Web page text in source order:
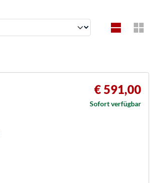
€ 591,00
Sofort verfügbar